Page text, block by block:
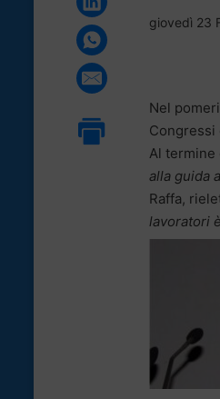
giovedì 23
Nel
Congressi
Al termine
alla guida
Raffa,
lavoratori